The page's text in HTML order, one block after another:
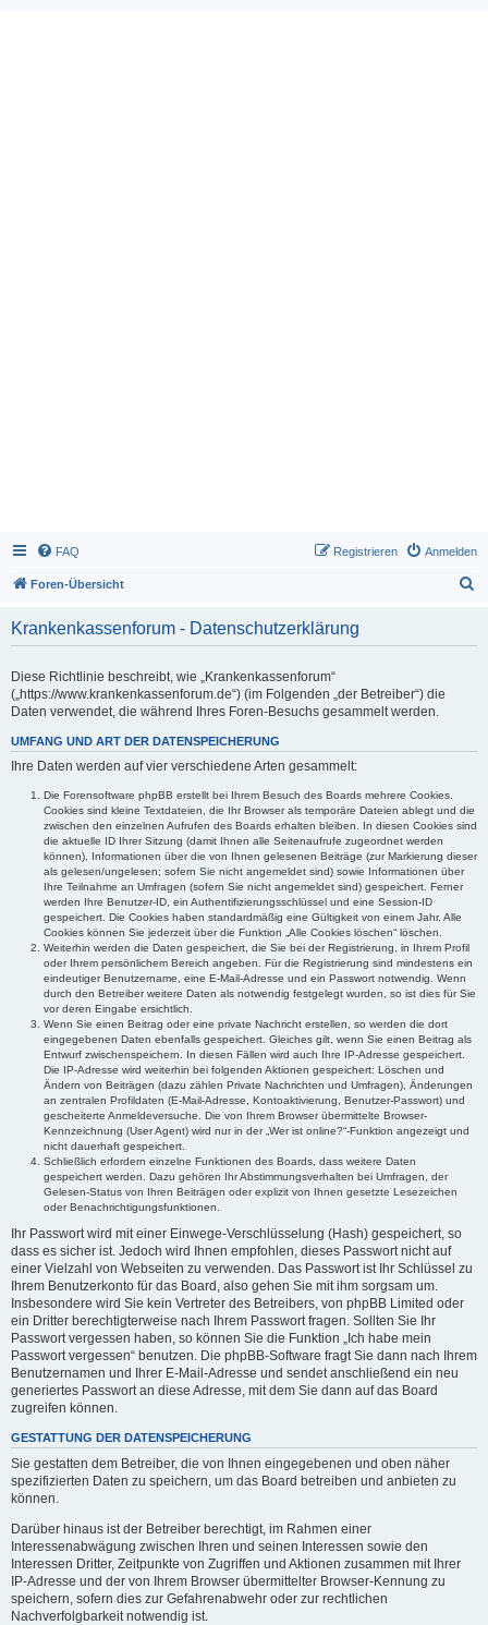
FAQ Anmelden
Registrieren
Foren-Übersicht
Krankenkassenforum - Datenschutzerklärung
Diese Richtlinie beschreibt, wie „Krankenkassenforum“
(„https://www.krankenkassenforum.de“) (im Folgenden „der Betreiber“) die
Daten verwendet, die während Ihres Foren-Besuchs gesammelt werden.
UMFANG UND ART DER DATENSPEICHERUNG
Ihre Daten werden auf vier verschiedene Arten gesammelt:
Die Forensoftware phpBB erstellt bei Ihrem Besuch des Boards mehrere Cookies.
Cookies sind kleine Textdateien, die Ihr Browser als temporäre Dateien ablegt und die
zwischen den einzelnen Aufrufen des Boards erhalten bleiben. In diesen Cookies sind
die aktuelle ID Ihrer Sitzung (damit Ihnen alle Seitenaufrufe zugeordnet werden
können), Informationen über die von Ihnen gelesenen Beiträge (zur Markierung dieser
als gelesen/ungelesen; sofern Sie nicht angemeldet sind) sowie Informationen über
Ihre Teilnahme an Umfragen (sofern Sie nicht angemeldet sind) gespeichert. Ferner
werden Ihre Benutzer-ID, ein Authentifizierungsschlüssel und eine Session-ID
gespeichert. Die Cookies haben standardmäßig eine Gültigkeit von einem Jahr. Alle
Cookies können Sie jederzeit über die Funktion „Alle Cookies löschen“ löschen.
Weiterhin werden die Daten gespeichert, die Sie bei der Registrierung, in Ihrem Profil
oder Ihrem persönlichem Bereich angeben. Für die Registrierung sind mindestens ein
eindeutiger Benutzername, eine E-Mail-Adresse und ein Passwort notwendig. Wenn
durch den Betreiber weitere Daten als notwendig festgelegt wurden, so ist dies für Sie
vor deren Eingabe ersichtlich.
Wenn Sie einen Beitrag oder eine private Nachricht erstellen, so werden die dort
eingegebenen Daten ebenfalls gespeichert. Gleiches gilt, wenn Sie einen Beitrag als
Entwurf zwischenspeichern. In diesen Fällen wird auch Ihre IP-Adresse gespeichert.
Die IP-Adresse wird weiterhin bei folgenden Aktionen gespeichert: Löschen und
Ändern von Beiträgen (dazu zählen Private Nachrichten und Umfragen), Änderungen
an zentralen Profildaten (E-Mail-Adresse, Kontoaktivierung, Benutzer-Passwort) und
gescheiterte Anmeldeversuche. Die von Ihrem Browser übermittelte Browser-
Kennzeichnung (User Agent) wird nur in der „Wer ist online?“-Funktion angezeigt und
nicht dauerhaft gespeichert.
Schließlich erfordern einzelne Funktionen des Boards, dass weitere Daten
gespeichert werden. Dazu gehören Ihr Abstimmungsverhalten bei Umfragen, der
Gelesen-Status von Ihren Beiträgen oder explizit von Ihnen gesetzte Lesezeichen
oder Benachrichtigungsfunktionen.
Ihr Passwort wird mit einer Einwege-Verschlüsselung (Hash) gespeichert, so
dass es sicher ist. Jedoch wird Ihnen empfohlen, dieses Passwort nicht auf
einer Vielzahl von Webseiten zu verwenden. Das Passwort ist Ihr Schlüssel zu
Ihrem Benutzerkonto für das Board, also gehen Sie mit ihm sorgsam um.
Insbesondere wird Sie kein Vertreter des Betreibers, von phpBB Limited oder
ein Dritter berechtigterweise nach Ihrem Passwort fragen. Sollten Sie Ihr
Passwort vergessen haben, so können Sie die Funktion „Ich habe mein
Passwort vergessen“ benutzen. Die phpBB-Software fragt Sie dann nach Ihrem
Benutzernamen und Ihrer E-Mail-Adresse und sendet anschließend ein neu
generiertes Passwort an diese Adresse, mit dem Sie dann auf das Board
zugreifen können.
GESTATTUNG DER DATENSPEICHERUNG
Sie gestatten dem Betreiber, die von Ihnen eingegebenen und oben näher
spezifizierten Daten zu speichern, um das Board betreiben und anbieten zu
können.
Darüber hinaus ist der Betreiber berechtigt, im Rahmen einer
Interessenabwägung zwischen Ihren und seinen Interessen sowie den
Interessen Dritter, Zeitpunkte von Zugriffen und Aktionen zusammen mit Ihrer
IP-Adresse und der von Ihrem Browser übermittelter Browser-Kennung zu
speichern, sofern dies zur Gefahrenabwehr oder zur rechtlichen
Nachverfolgbarkeit notwendig ist.